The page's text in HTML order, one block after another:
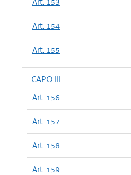
Art. 154
Art. 155
CAPO III
Art. 156
Art. 157
Art. 158
Art. 159